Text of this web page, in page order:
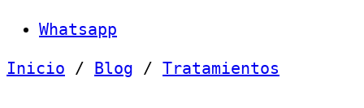
Whatsapp
Inicio / Blog / Tratamientos